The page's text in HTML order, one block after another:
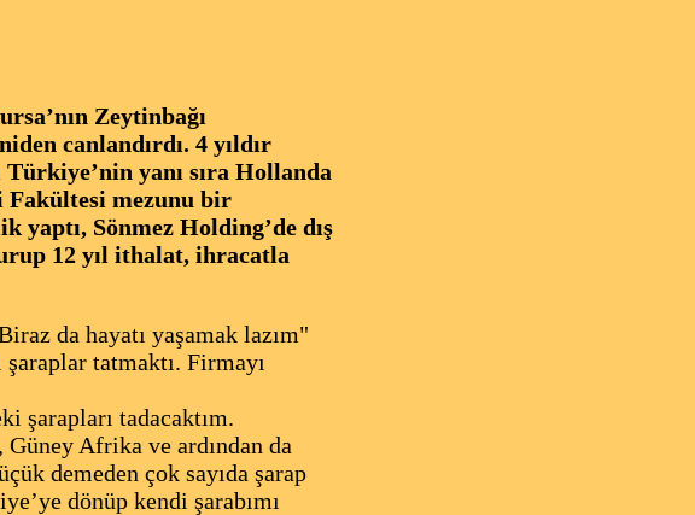
Zeytinbağı
canlandırdı. 4 yıldır
yanı sıra Hollanda
mezunu bir
yaptı, Sönmez Holding’de dış
12 yıl ithalat, ihracatla
da hayatı yaşamak lazım"
tatmaktı. Firmayı
şarapları tadacaktım.
Afrika ve ardından da
demeden çok sayıda şarap
dönüp kendi şarabımı